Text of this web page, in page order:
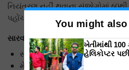
નિયંત્રણ નહીં થવાના સંજોગોમાં
પહોંચાડે છે.
સારવાર
સ્વસ્થ્ય નર્સરીનો ઉપયોગ કરો
મે અને જૂન મહિનામાં ખેતરનું ઉંડુ
You might
ખેતીમાંથી
હેલિકોપ્ટર પછી